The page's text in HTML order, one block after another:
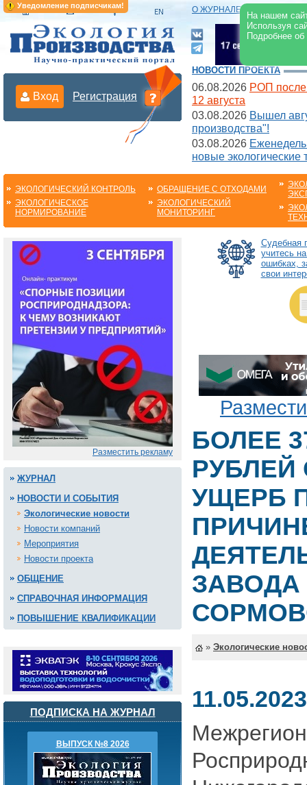
Уведомление подписчикам!
На нашем
Используя
Подробнее
О ЖУРНАЛЕ |
Вход Регистрация
НОВОСТИ ПРОЕКТА
06.08.2026 РОП после
12 августа
03.08.2026 Вышел
производства"!
03.08.2026
новые экологические
ЭКОЛОГИЧЕСКИЙ КОНТРОЛЬ
ЭКОЛОГИЧЕСКОЕ
НОРМИРОВАНИЕ
ОБРАЩЕНИЕ С ОТХОДАМИ
ЭКОЛОГИЧЕСКИЙ
МОНИТОРИНГ
Разместить рекламу
ЖУРНАЛ
НОВОСТИ И СОБЫТИЯ
Экологические новости
Новости компаний
Мероприятия
Новости проекта
ОБЩЕНИЕ
СПРАВОЧНАЯ ИНФОРМАЦИЯ
ПОВЫШЕНИЕ КВАЛИФИКАЦИИ
ПОДПИСКА НА ЖУРНАЛ
ВЫПУСК №8 2026
Судебная
учитесь
ошибках,
свои
БОЛЕЕ
РУБЛЕЙ
УЩЕРБ
ЗАВОДА
» Экологические
11.05.2023